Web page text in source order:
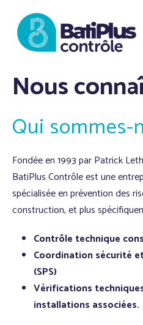
Nous
Qui sommes-
Fondée en 1993 par Patrick
BatiPlus Contrôle est une
spécialisée en prévention des
construction, et plus
Contrôle technique
Coordination sécurité
(SPS)
Vérifications
installations associées.